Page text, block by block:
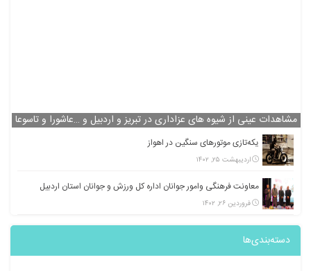
مشاهدات عینی از شیوه های عزاداری در تبریز و اردبیل و …عاشورا و تاسوعا
یکه‌تازی موتورهای سنگین در اهواز
اردیبهشت ۲۵, ۱۴۰۲
معاونت فرهنگی وامور جوانان اداره کل ورزش و جوانان استان اردبیل
فروردین ۲۶, ۱۴۰۲
دسته‌بندی‌ها